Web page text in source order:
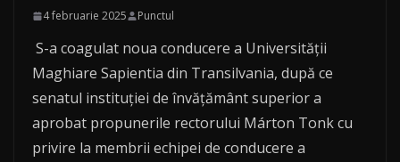
4 februarie 2025 Punctul
S-a coagulat noua conducere a Universităţii
Maghiare Sapientia din Transilvania, după ce
senatul instituţiei de învăţământ superior a
aprobat propunerile rectorului Márton Tonk cu
privire la membrii echipei de conducere a